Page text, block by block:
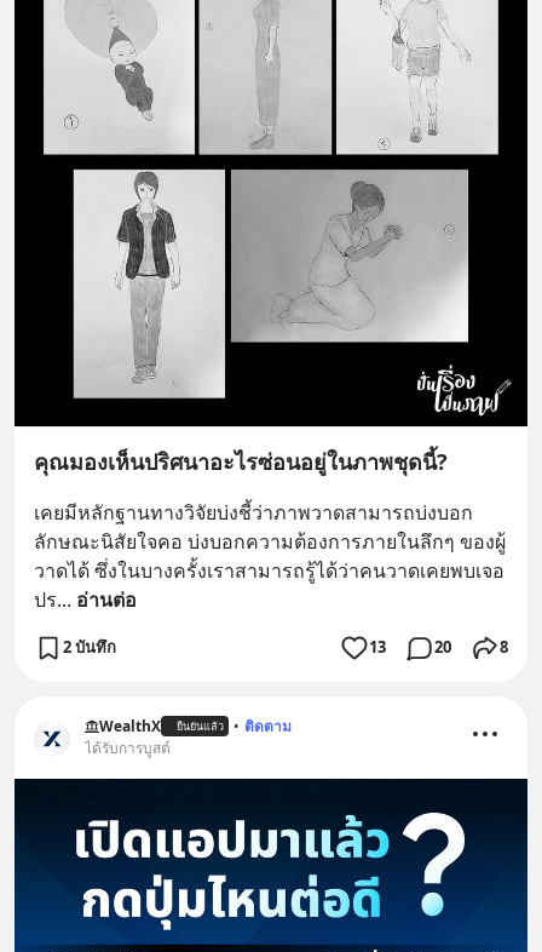
คุณมองเห็นปริศนาอะไรซ่อนอยู่ในภาพชุดนี้?
เคยมีหลักฐานทางวิจัยบ่งชี้ว่าภาพวาดสามารถบ่งบอก
ลักษณะนิสัยใจคอ บ่งบอกความต้องการภายในลึกๆ ของผู้
วาดได้ ซึ่งในบางครั้งเราสามารถรู้ได้ว่าคนวาดเคยพบเจอ
ปร... อ่านต่อ
2 บันทึก 13 20 8
WealthX ยืนยันแล้ว • ติดตาม
ได้รับการบูสต์